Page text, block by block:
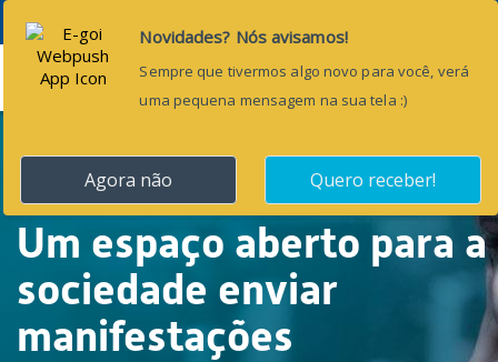
Menu
Um espaço aberto para a
sociedade enviar
manifestações